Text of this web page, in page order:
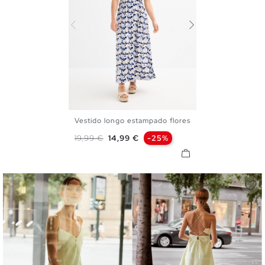
S L
Vestido longo estampado flores
Preço normal
19,99 € Preço
14,99 € -25%